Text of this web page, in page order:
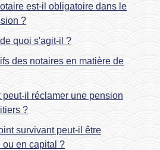
est-il obligatoire dans le
?
quoi s'agit-il ?
des notaires en matière de
peut-il réclamer une pension
?
survivant peut-il être
ou en capital ?